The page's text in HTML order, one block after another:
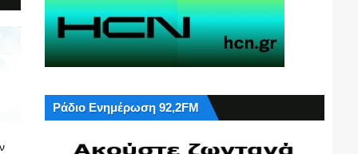
Ράδιο Ενημέρωση 92,2FM